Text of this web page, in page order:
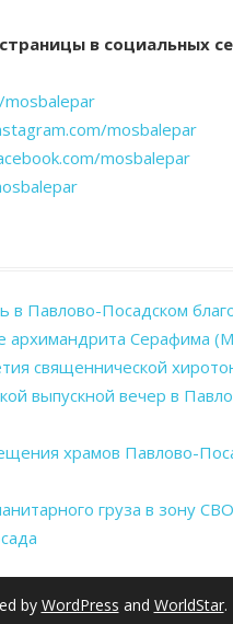
в социальных
mosbalepar
mosbalepar
в Павлово-Посадском
архимандрита Серафима
священнической
выпускной вечер в
храмов Павлово-
груза в зону
by WordPress and WorldStar.